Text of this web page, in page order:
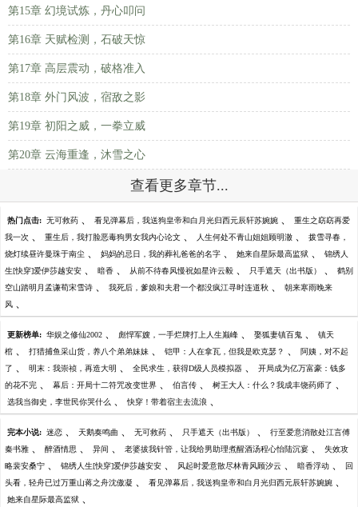
第15章 幻境试炼，丹心叩问
第16章 天赋检测，石破天惊
第17章 高层震动，破格准入
第18章 外门风波，宿敌之影
第19章 初阳之威，一拳立威
第20章 云海重逢，沐雪之心
查看更多章节...
热门点击: 无可救药 、 看见弹幕后，我送狗皇帝和白月光归西元辰轩苏婉婉 、 重生之窈窈再爱
我一次 、 重生后，我打脸恶毒狗男女我内心论文 、 人生何处不青山姐姐顾明澈 、 拨雪寻春，
烧灯续昼许曼珠于南尘 、 妈妈的忌日，我的葬礼爸爸的名字 、 她来自星际最高监狱 、 锦绣人
生[快穿]爱伊莎越安安 、 暗香 、 从前不待春风慢祝如星许云毅 、 只手遮天（出书版） 、 鹤别
空山踏明月孟谦荀宋雪诗 、 我死后，爹娘和夫君一个都没疯江寻时连道秋 、 朝来寒雨晚来
风 、
更新榜单: 华娱之修仙2002 、 彪悍军嫂，一手烂牌打上人生巅峰 、 娶狐妻镇百鬼 、 镇天
棺 、 打猎捕鱼采山货，养八个弟弟妹妹 、 铠甲：人在拿瓦，但我是欧克瑟？ 、 阿姨，对不起
了 、 明末：我崇祯，再造大明 、 全民求生，获得D级人员模拟器 、 开局成为亿万富豪：钱多
的花不完 、 幕后：开局十二符咒改变世界 、 伯言传 、 树王大人：什么？我成丰饶药师了 、
选我当御史，李世民你哭什么 、 快穿！带着宿主去流浪 、
完本小说: 迷恋 、 天鹅奏鸣曲 、 无可救药 、 只手遮天（出书版） 、 行至爱意消散处江言傅
秦书雅 、 醉酒情思 、 异间 、 老婆拔我针管，让我给男助理煮醒酒汤程心怡陆沉宴 、 失效攻
略裴安桑宁 、 锦绣人生[快穿]爱伊莎越安安 、 风起时爱意散尽林青风顾汐云 、 暗香浮动 、 回
头看，轻舟已过万重山蒋之舟沈傲凝 、 看见弹幕后，我送狗皇帝和白月光归西元辰轩苏婉婉 、
她来自星际最高监狱 、